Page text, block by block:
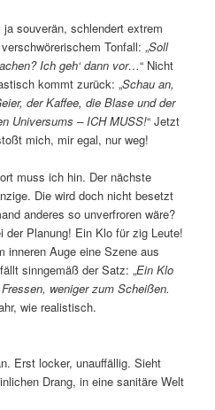
souverän, schlendert extrem
Tonfall: „Soll
Ich geh‘ dann vor…“ Nicht
kommt zurück: „Schau an,
der Kaffee, die Blase und der
Universums – ICH MUSS!“ Jetzt
mich, mir egal, nur weg!
muss ich hin. Der nächste
Die wird doch nicht besetzt
anderes so unverfroren wäre?
der Planung! Ein Klo für zig Leute!
inneren Auge eine Szene aus
sinngemäß der Satz: „Ein Klo
weniger zum Scheißen.
wie realistisch.
Erst locker, unauffällig. Sieht
Drang, in eine sanitäre Welt